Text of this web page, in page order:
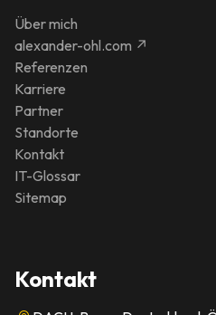
Über mich
alexander-ohl.com ↗
Referenzen
Karriere
Partner
Standorte
Kontakt
IT-Glossar
Sitemap
Kontakt